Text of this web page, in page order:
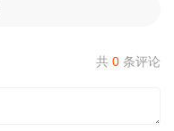
共 0 条评论